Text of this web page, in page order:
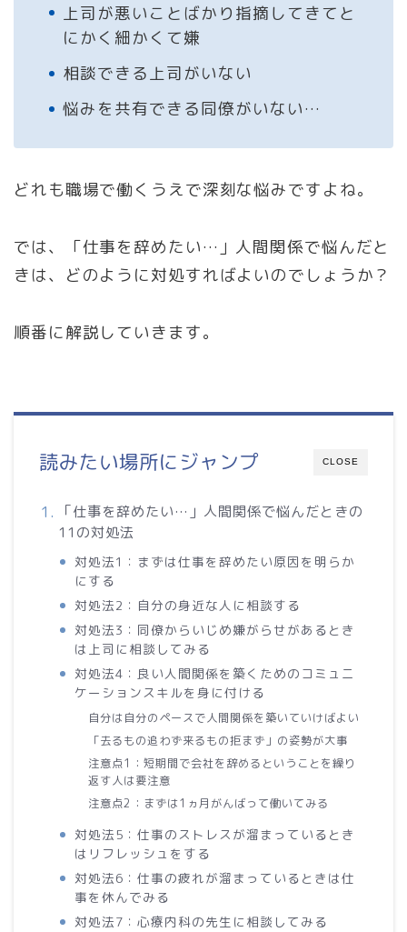
上司が悪いことばかり指摘してきてと
にかく細かくて嫌
相談できる上司がいない
悩みを共有できる同僚がいない…
どれも職場で働くうえで深刻な悩みですよね。
では、「仕事を辞めたい…」人間関係で悩んだと
きは、どのように対処すればよいのでしょうか？
順番に解説していきます。
CLOSE
読みたい場所にジャンプ
「仕事を辞めたい…」人間関係で悩んだときの
11の対処法
対処法1：まずは仕事を辞めたい原因を明らか
にする
対処法2：自分の身近な人に相談する
対処法3：同僚からいじめ嫌がらせがあるとき
は上司に相談してみる
対処法4：良い人間関係を築くためのコミュニ
ケーションスキルを身に付ける
自分は自分のペースで人間関係を築いていけばよい
「去るもの追わず来るもの拒まず」の姿勢が大事
注意点1：短期間で会社を辞めるということを繰り
返す人は要注意
注意点2：まずは1ヵ月がんばって働いてみる
対処法5：仕事のストレスが溜まっているとき
はリフレッシュをする
対処法6：仕事の疲れが溜まっているときは仕
事を休んでみる
対処法7：心療内科の先生に相談してみる